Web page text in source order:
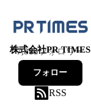
株式会社PR TIMES
7,883フォロワー
フォロー
RSS